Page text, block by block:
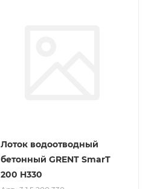
Лоток водоотводный
бетонный GRENT SmarT
200 H330